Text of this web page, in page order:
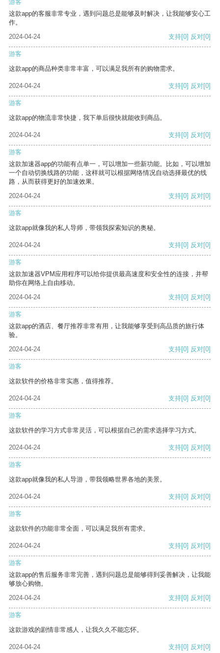
游客
这款app的客服非常专业，遇到问题总是能够及时解决，让我能够安心工
作。
2024-04-24
支持[0] 反对[0]
游客
这款app的商品种类非常丰富，可以满足我所有的购物需求。
2024-04-24 支持[0] 反对[0]
游客
这款app的物流非常快捷，我下单后很快就能收到商品。
2024-04-24 支持[0] 反对[0]
游客
这款加速器app的功能有点单一，可以增加一些新功能。比如，可以增加
一个自动切换线路的功能，这样就可以根据网络情况自动选择最优的线
路，从而获得更好的加速效果。
2024-04-24
支持[0] 反对[0]
游客
这款app就像我的私人导师，带领我探索知识的奥秘。
2024-04-24 支持[0] 反对[0]
游客
这款加速器VPM应用程序可以给你提供最高速度和安全性的连接，并帮
助你在网络上自由移动。
2024-04-24
支持[0] 反对[0]
游客
这款app的酒店、餐厅推荐非常有用，让我能够享受到高品质的旅行体
验。
2024-04-24
支持[0] 反对[0]
游客
这款软件的价格非常实惠，值得推荐。
2024-04-24 支持[0] 反对[0]
游客
这款软件的学习方式非常灵活，可以根据自己的需求选择学习方式。
2024-04-24 支持[0] 反对[0]
游客
这款app就像我的私人导游，带我领略世界各地的美景。
2024-04-24 支持[0] 反对[0]
游客
这款软件的功能非常全面，可以满足我所有需求。
2024-04-24 支持[0] 反对[0]
游客
这款app的售后服务非常完善，遇到问题总是能够得到妥善解决，让我能
够放心购物。
2024-04-24
支持[0] 反对[0]
游客
这款游戏的剧情非常感人，让我久久不能忘怀。
2024-04-24 支持[0] 反对[0]